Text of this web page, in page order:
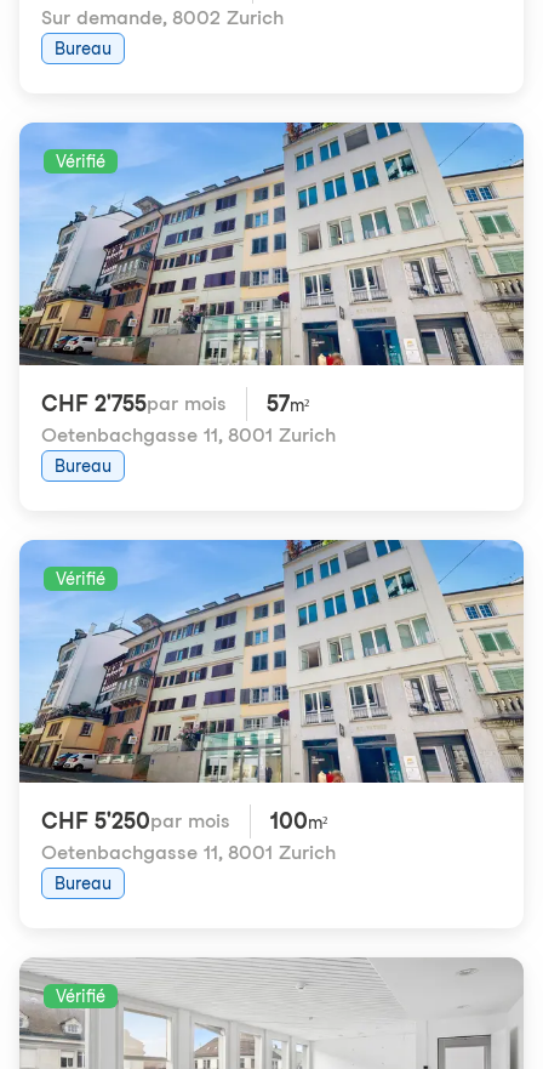
Sur demande, 8002 Zurich
Bureau
Vérifié
CHF 2'755par mois 57m²
Oetenbachgasse 11, 8001 Zurich
Bureau
Vérifié
CHF 5'250par mois 100m²
Oetenbachgasse 11, 8001 Zurich
Bureau
Vérifié